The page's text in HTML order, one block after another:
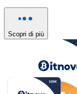
Scopri di più